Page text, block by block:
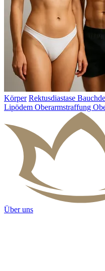
Körper Rektusdiastase
Lipödem Oberarmstraffung
Über uns